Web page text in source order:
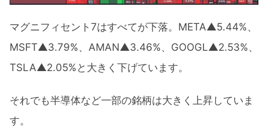
マグニフィセント7はすべてが下落。META▲5.44%、
MSFT▲3.79%、AMAN▲3.46%、GOOGL▲2.53%、
TSLA▲2.05%と大きく下げています。
それでも半導体など一部の銘柄は大きく上昇していま
す。